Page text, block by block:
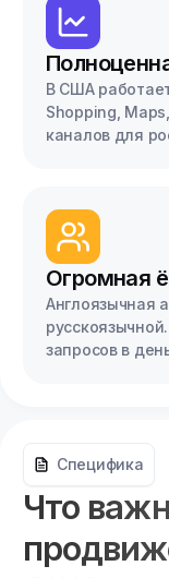
В США
Shopping,
каналов для
Огромная
Англоязычная
запросов в
Специфика
Что